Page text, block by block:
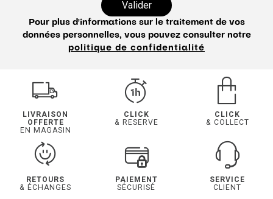
Valider
Pour plus d'informations sur le traitement de vos
données personnelles, vous pouvez consulter notre
politique de confidentialité
LIVRAISON
OFFERTE
EN MAGASIN
CLICK
& RESERVE
CLICK
& COLLECT
RETOURS
& ÉCHANGES
PAIEMENT
SÉCURISÉ
SERVICE
CLIENT